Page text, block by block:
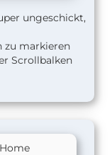
ungeschickt,
zu markieren
Scrollbalken